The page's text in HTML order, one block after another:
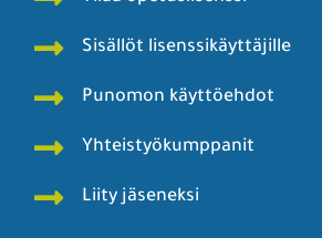
Tekijät
Blogit
Käyttö- ja julkaisuohjeita